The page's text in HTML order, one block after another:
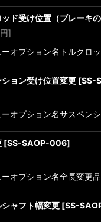
ド受け位置（ブレーキ
円]
ーオプション名トル
ョン受け位置変更 [SS-
オプション名サスペ
[SS-SAOP-006]
オプション名全長変
ャフト幅変更 [SS-